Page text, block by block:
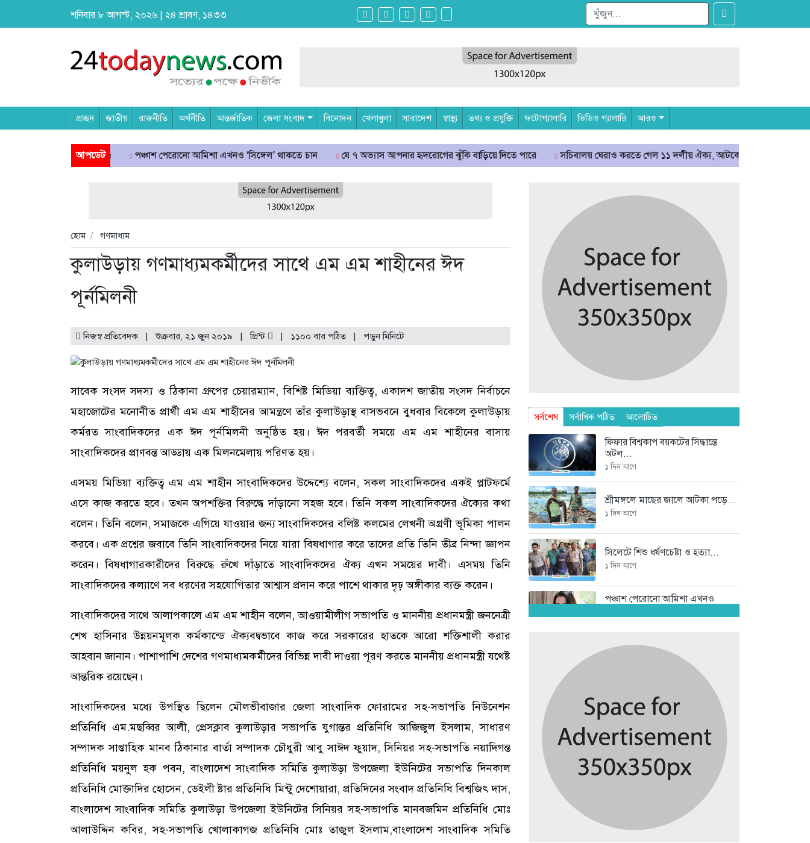
শনিবার ৮ আগস্ট, ২০২৬ | ২৪ শ্রাবণ, ১৪৩৩
প্রচ্ছদ জাতীয় রাজনীতি অর্থনীতি আন্তর্জাতিক জেলা সংবাদ বিনোদন খেলাধুলা সারাদেশ স্বাস্থ্য তথ্য ও প্রযুক্তি ফটোগ্যালারি ভিডিও গ্যালারি আরও
আপডেট
মামলায় মৃত্যুদণ্ড পঞ্চাশ পেরোনো আমিশা এখনও ‘সিঙ্গেল’ থাকতে চান যে ৭ অভ্যাস আপনার হৃদরোগের ঝুঁকি বাড়িয়ে দিতে পারে সচিবালয় ঘেরাও করতে গেল ১১ দলীয় ঐক্য, আটকে দিলো পুলিশ
হোম গণমাধ্যম
কুলাউড়ায় গণমাধ্যমকর্মীদের সাথে এম এম শাহীনের ঈদ
পূর্নমিলনী
নিজস্ব প্রতিবেদক | শুক্রবার, ২১ জুন ২০১৯ |প্রিন্ট | ১১০০ বার পঠিত | পড়ুনমিনিটে
সাবেক সংসদ সদস্য ও ঠিকানা গ্রুপের চেয়ারম্যান, বিশিষ্ট মিডিয়া ব্যক্তিত্ব, একাদশ জাতীয় সংসদ নির্বাচনে
মহাজোটের মনোনীত প্রার্থী এম এম শাহীনের আমন্ত্রণে তাঁর কুলাউড়াস্থ বাসভবনে বুধবার বিকেলে কুলাউড়ায়
কর্মরত সাংবাদিকদের এক ঈদ পূর্নমিলনী অনুষ্ঠিত হয়। ঈদ পরবর্তী সময়ে এম এম শাহীনের বাসায়
সাংবাদিকদের প্রাণবন্ত আড্ডায় এক মিলনমেলায় পরিণত হয়।
এসময় মিডিয়া ব্যক্তিত্ব এম এম শাহীন সাংবাদিকদের উদ্দেশ্যে বলেন, সকল সাংবাদিকদের একই প্লাটফর্মে
এসে কাজ করতে হবে। তখন অপশক্তির বিরুদ্ধে দাঁড়ানো সহজ হবে। তিনি সকল সাংবাদিকদের ঐক্যের কথা
বলেন। তিনি বলেন, সমাজকে এগিয়ে যাওয়ার জন্য সাংবাদিকদের বলিষ্ট কলমের লেখনী অগ্রণী ভূমিকা পালন
করবে। এক প্রশ্নের জবাবে তিনি সাংবাদিকদের নিয়ে যারা বিষধাগার করে তাদের প্রতি তিনি তীব্র নিন্দা জ্ঞাপন
করেন। বিষধাগারকারীদের বিরুদ্ধে রুঁখে দাঁড়াতে সাংবাদিকদের ঐক্য এখন সময়ের দাবী। এসময় তিনি
সাংবাদিকদের কল্যাণে সব ধরণের সহযোগিতার আশ্বাস প্রদান করে পাশে থাকার দৃঢ় অঙ্গীকার ব্যক্ত করেন।
সাংবাদিকদের সাথে আলাপকালে এম এম শাহীন বলেন, আওয়ামীলীগ সভাপতি ও মাননীয় প্রধানমন্ত্রী জননেত্রী
শেখ হাসিনার উন্নয়নমূলক কর্মকান্ডে ঐক্যবদ্বভাবে কাজ করে সরকারের হাতকে আরো শক্তিশালী করার
আহবান জানান। পাশাপাশি দেশের গণমাধ্যমকর্মীদের বিভিন্ন দাবী দাওয়া পূরণ করতে মাননীয় প্রধানমন্ত্রী যথেষ্ট
আন্তরিক রয়েছেন।
সাংবাদিকদের মধ্যে উপস্থিত ছিলেন মৌলভীবাজার জেলা সাংবাদিক ফোরামের সহ-সভাপতি নিউনেশন
প্রতিনিধি এম.মছব্বির আলী, প্রেসক্লাব কুলাউড়ার সভাপতি যুগান্তর প্রতিনিধি আজিজুল ইসলাম, সাধারণ
সম্পাদক সাপ্তাহিক মানব ঠিকানার বার্তা সম্পাদক চৌধুরী আবু সাঈদ ফুয়াদ, সিনিয়র সহ-সভাপতি নয়াদিগন্ত
প্রতিনিধি ময়নুল হক পবন, বাংলাদেশ সাংবাদিক সমিতি কুলাউড়া উপজেলা ইউনিটের সভাপতি দিনকাল
প্রতিনিধি মোক্তাদির হোসেন, ডেইলী ষ্টার প্রতিনিধি মিন্টু দেশোয়ারা, প্রতিদিনের সংবাদ প্রতিনিধি বিশ্বজিৎ দাস,
বাংলাদেশ সাংবাদিক সমিতি কুলাউড়া উপজেলা ইউনিটের সিনিয়র সহ-সভাপতি মানবজমিন প্রতিনিধি মোঃ
আলাউদ্দিন কবির, সহ-সভাপতি খোলাকাগজ প্রতিনিধি মোঃ তাজুল ইসলাম,বাংলাদেশ সাংবাদিক সমিতি
সর্বশেষ সর্বাধিক পঠিত আলোচিত
ফিফার বিশ্বকাপ বয়কটের সিদ্ধান্তে
অটল...
১ দিন আগে
শ্রীমঙ্গলে মাছের জালে আটকা পড়ে...
১ দিন আগে
সিলেটে শিশু ধর্ষণচেষ্টা ও হত্যা...
১ দিন আগে
পঞ্চাশ পেরোনো আমিশা এখনও
‘সিঙ্গেল’...
যে ৭ অভ্যাস আপনার হৃদরোগের...
সচিবালয় ঘেরাও করতে গেল ১১...
রাষ্ট্রপতি নির্বাচন ২০ আগস্ট
১ দিন আগে
মানিকগঞ্জে পাটের ভরা মৌসুম, ব্যস্ত...
৬ দিন আগে
.